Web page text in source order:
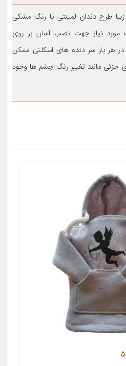
طرح دندان لمینتی با رنگ مشکی
مورد نیاز جهت نصب آسان بر روی
هر بار سر دنده های اسکلتی ممکن
جزئی مانند تغییر رنگ چشم ها وجود